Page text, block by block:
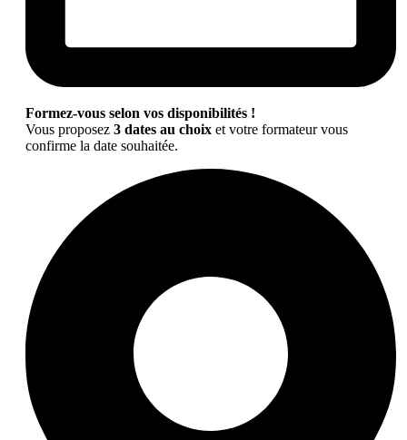
Formez-vous selon vos disponibilités !
Vous proposez 3 dates au choix et votre formateur vous
confirme la date souhaitée.